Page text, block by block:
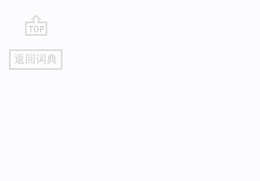
go
top
返回词典